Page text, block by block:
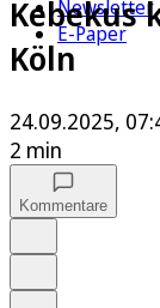
Newsletter
E-Paper
Kebekus
Köln
24.09.2025,
2 min
Kommentare